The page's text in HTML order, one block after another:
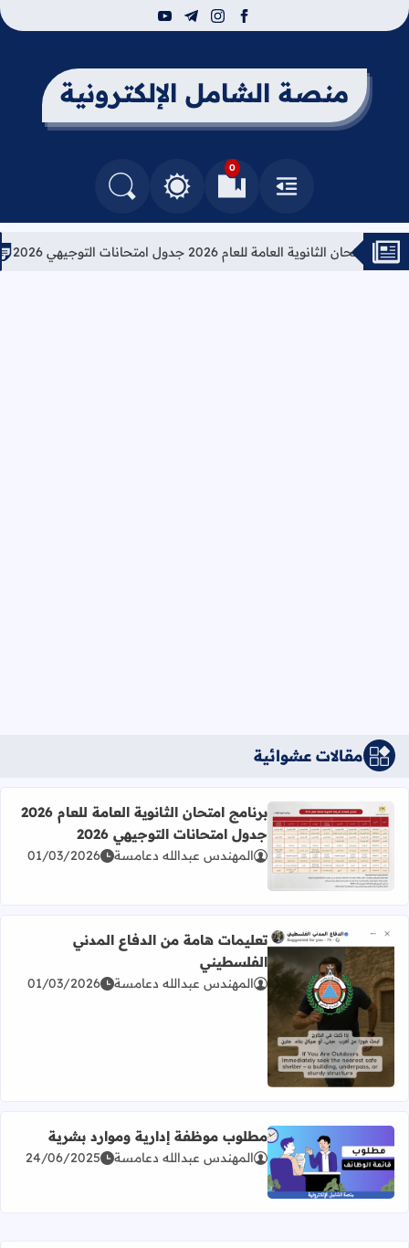
facebook
instagram
telegram
youtube
منصة الشامل الإلكترونية
القائمة
0
العلامات المرجعيةالتغيير بين الوضع النهاري والداكن
البحث في المدونة
العامة للعام 2026 جدول امتحانات التوجيهي 2026
مقالات عشوائية
اقرأ المزيد عن برنامج امتحان الثانوية العامة للعام 2026 جدول امتحانات التوجيهي 2026
برنامج امتحان الثانوية العامة للعام 2026
جدول امتحانات التوجيهي 2026
المهندس عبدالله دعامسة 01/03/2026
اقرأ المزيد عن تعليمات هامة من الدفاع المدني الفلسطيني
تعليمات هامة من الدفاع المدني
الفلسطيني
المهندس عبدالله دعامسة 01/03/2026
اقرأ المزيد عن مطلوب موظفة إدارية وموارد بشرية
مطلوب موظفة إدارية وموارد بشرية
المهندس عبدالله دعامسة 24/06/2025